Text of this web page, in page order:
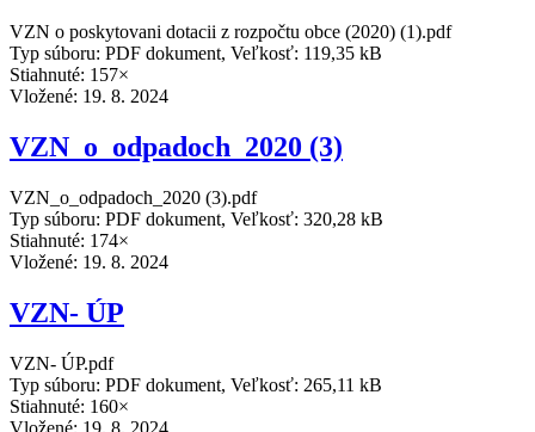
VZN o poskytovani dotacii z rozpočtu obce (2020) (1).pdf
Typ súboru: PDF dokument, Veľkosť: 119,35 kB
Stiahnuté: 157×
Vložené: 19. 8. 2024
VZN_o_odpadoch_2020 (3)
VZN_o_odpadoch_2020 (3).pdf
Typ súboru: PDF dokument, Veľkosť: 320,28 kB
Stiahnuté: 174×
Vložené: 19. 8. 2024
VZN- ÚP
VZN- ÚP.pdf
Typ súboru: PDF dokument, Veľkosť: 265,11 kB
Stiahnuté: 160×
Vložené: 19. 8. 2024